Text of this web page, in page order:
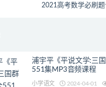
2021高考数学必刷
浦宇平《平说文学:三
551集MP3音频课程
小学语文 2024-04-01